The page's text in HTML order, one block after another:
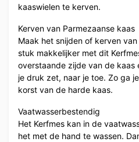
kaaswielen te kerven.
Kerven van Parmezaanse kaas
Maak het snijden of kerven
stuk makkelijker met dit
overstaande zijde van de kaas
je druk zet, naar je toe. Zo ga
korst van de harde kaas.
Vaatwasserbestendig
Het Kerfmes kan in de
het met de hand te wassen.